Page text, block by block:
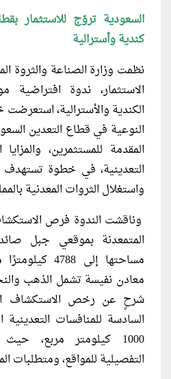
السعودية تروّج للاستثمار
كندية وأسترالية
نظمت وزارة الصناعة والثروة
الاستثمار، ندوة افتراضية
الكندية والأسترالية، استعرضت
النوعية في قطاع التعدين
المقدمة للمستثمرين،
التعدينية، في خطوة
واستغلال الثروات المعدنية
وناقشت الندوة فرص
المتمعدنة بموقعي جبل
مساحتها إلى
معادن نفيسة تشمل الذهب
شرحٍ عن رخص الاستكشاف
السادسة للمنافسات
1000 كيلومتر مربع،
التفصيلية للمواقع، ومتطلبات